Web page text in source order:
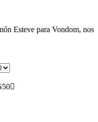
Esteve para Vondom, nos
